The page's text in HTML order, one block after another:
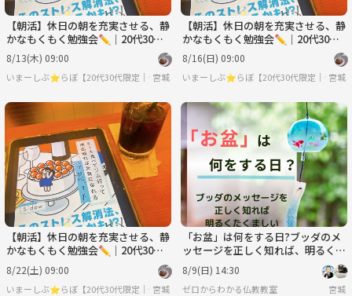
【朝活】休日の朝を充実させる、静
かなもくもく勉強会✏️｜20代30代
限定
8/13(木) 09:00
いまーしぶ⭐︎らぼ【20代30代限定｜仙台・朝活・もくもく会】
宮城
【朝活】休日の朝を充実させる、静
かなもくもく勉強会✏️｜20代30代
限定
8/16(日) 09:00
いまーしぶ⭐︎らぼ【20代30代限定｜仙台
宮城
【朝活】休日の朝を充実させる、静
かなもくもく勉強会✏️｜20代30代
限定
8/22(土) 09:00
いまーしぶ⭐︎らぼ【20代30代限定｜仙台・朝活・もくもく会】
宮城
「お盆」は何をする日?ブッダのメ
ッセージを正しく知れば、明るくた
くましい人生が拓けます
8/9(日) 14:30
ゼロからわかる仏教教室 宮城